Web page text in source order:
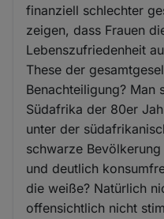
finanziell schlechter
zeigen, dass Frauen
Lebenszufriedenheit
These der
Benachteiligung? Man
Südafrika der 80er
unter der
schwarze
und deutlich
die weiße? Natürlich
offensichtlich nicht